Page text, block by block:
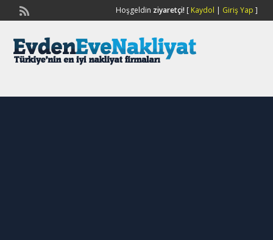
Hoşgeldin ziyaretçi![ Kaydol | Giriş Yap ]